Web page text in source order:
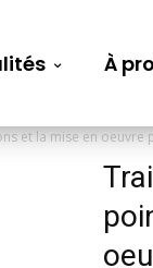
À
et la mise en oeuvre